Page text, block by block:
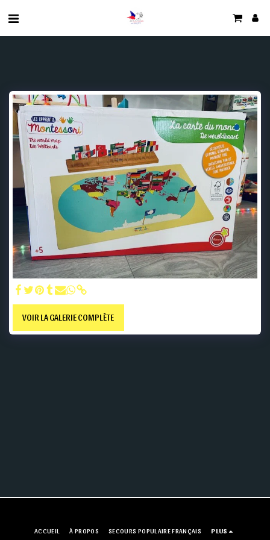
VOIR LA GALERIE COMPLÈTE
ACCUEIL À PROPOS SECOURS POPULAIRE FRANÇAIS PLUS